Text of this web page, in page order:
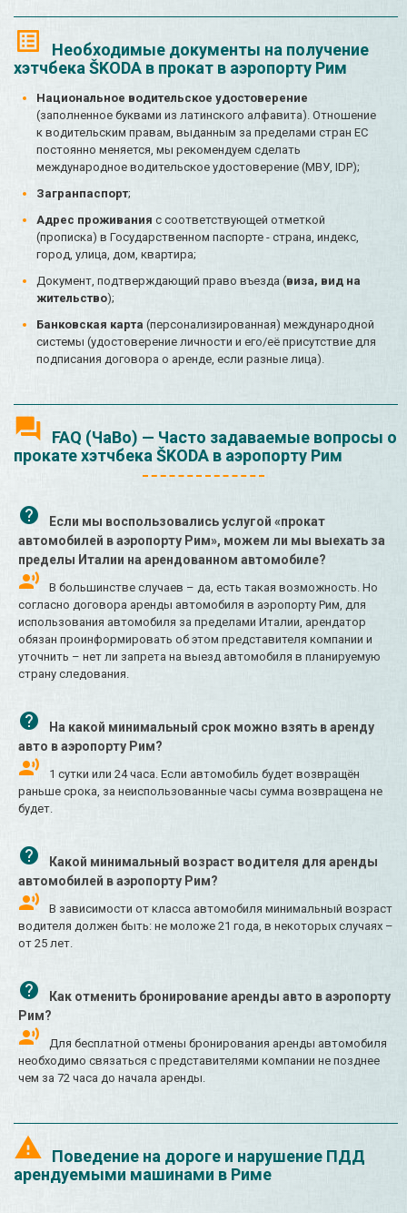
Необходимые документы на получение
хэтчбека ŠKODA в прокат в аэропорту Рим
Национальное водительское удостоверение
(заполненное буквами из латинского алфавита). Отношение
к водительским правам, выданным за пределами стран ЕС
постоянно меняется, мы рекомендуем сделать
международное водительское удостоверение (МВУ, IDP);
Загранпаспорт;
Адрес проживания с соответствующей отметкой
(прописка) в Государственном паспорте - страна, индекс,
город, улица, дом, квартира;
Документ, подтверждающий право въезда (виза, вид на
жительство);
Банковская карта (персонализированная) международной
системы (удостоверение личности и его/её присутствие для
подписания договора о аренде, если разные лица).
FAQ (ЧаВо) — Часто задаваемые вопросы о
прокате хэтчбека ŠKODA в аэропорту Рим
Если мы воспользовались услугой «прокат
автомобилей в аэропорту Рим», можем ли мы выехать за
пределы Италии на арендованном автомобиле?
В большинстве случаев – да, есть такая возможность. Но
согласно договора аренды автомобиля в аэропорту Рим, для
использования автомобиля за пределами Италии, арендатор
обязан проинформировать об этом представителя компании и
уточнить – нет ли запрета на выезд автомобиля в планируемую
страну следования.
На какой минимальный срок можно взять в аренду
авто в аэропорту Рим?
1 сутки или 24 часа. Если автомобиль будет возвращён
раньше срока, за неиспользованные часы сумма возвращена не
будет.
Какой минимальный возраст водителя для аренды
автомобилей в аэропорту Рим?
В зависимости от класса автомобиля минимальный возраст
водителя должен быть: не моложе 21 года, в некоторых случаях –
от 25 лет.
Как отменить бронирование аренды авто в аэропорту
Рим?
Для бесплатной отмены бронирования аренды автомобиля
необходимо связаться с представителями компании не позднее
чем за 72 часа до начала аренды.
Поведение на дороге и нарушение ПДД
арендуемыми машинами в Риме